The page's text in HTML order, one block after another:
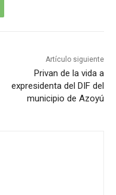
Artículo siguiente
Privan de la vida a
expresidenta del DIF del
municipio de Azoyú